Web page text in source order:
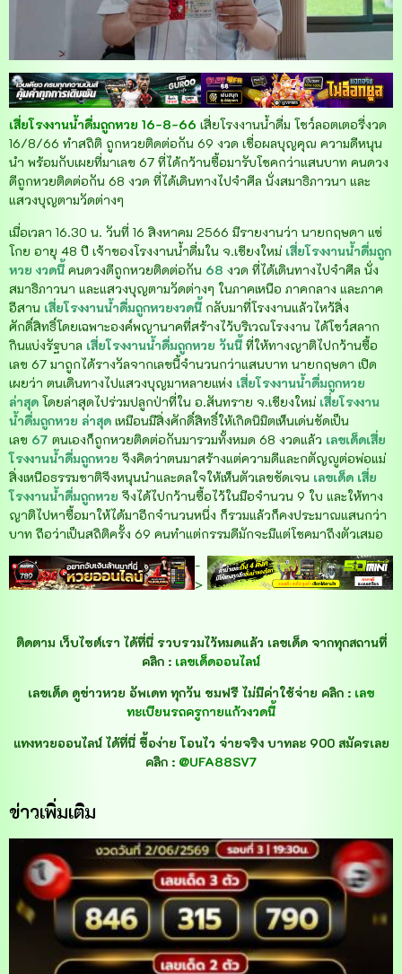
เสี่ยโรงงานน้ำดื่มถูกหวย 16-8-66 เสี่ยโรงงานน้ำดื่ม โชว์ลอตเตอรี่งวด
16/8/66 ทำสถิติ ถูกหวยติดต่อกัน 69 งวด เชื่อผลบุญคุณ ความดีหนุน
นำ พร้อมกับเผยที่มาเลข 67 ที่ได้กว้านซื้อมารับโชคกว่าแสนบาท คนดวง
ดีถูกหวยติดต่อกัน 68 งวด ที่ได้เดินทางไปจำศีล นั่งสมาธิภาวนา และ
แสวงบุญตามวัดต่างๆ
เมื่อเวลา 16.30 น. วันที่ 16 สิงหาคม 2566 มีรายงานว่า นายกฤษดา แซ่
โกย อายุ 48 ปี เจ้าของโรงงานน้ำดื่มใน จ.เชียงใหม่ เสี่ยโรงงานน้ำดื่มถูก
หวย งวดนี้ คนดวงดีถูกหวยติดต่อกัน 68 งวด ที่ได้เดินทางไปจำศีล นั่ง
สมาธิภาวนา และแสวงบุญตามวัดต่างๆ ในภาคเหนือ ภาคกลาง และภาค
อีสาน เสี่ยโรงงานน้ำดื่มถูกหวยงวดนี้ กลับมาที่โรงงานแล้วไหว้สิ่ง
ศักดิ์สิทธิ์โดยเฉพาะองค์พญานาคที่สร้างไว้บริเวณโรงงาน ได้โชว์สลาก
กินแบ่งรัฐบาล เสี่ยโรงงานน้ำดื่มถูกหวย วันนี้ ที่ให้ทางญาติไปกว้านซื้อ
เลข 67 มาถูกได้รางวัลจากเลขนี้จำนวนกว่าแสนบาท นายกฤษดา เปิด
เผยว่า ตนเดินทางไปแสวงบุญมาหลายแห่ง เสี่ยโรงงานน้ำดื่มถูกหวย
ล่าสุด โดยล่าสุดไปร่วมปลูกป่าที่ใน อ.สันทราย จ.เชียงใหม่ เสี่ยโรงงาน
น้ำดื่มถูกหวย ล่าสุด เหมือนมีสิ่งศักดิ์สิทธิ์ให้เกิดนิมิตเห็นเด่นชัดเป็น
เลข 67 ตนเองก็ถูกหวยติดต่อกันมารวมทั้งหมด 68 งวดแล้ว เลขเด็ดเสี่ย
โรงงานน้ำดื่มถูกหวย จึงคิดว่าตนมาสร้างแต่ความดีและกตัญญูต่อพ่อแม่
สิ่งเหนือธรรมชาติจึงหนุนนำและดลใจให้เห็นตัวเลขชัดเจน เลขเด็ด เสี่ย
โรงงานน้ำดื่มถูกหวย จึงได้ไปกว้านซื้อไว้ในมือจำนวน 9 ใบ และให้ทาง
ญาติไปหาซื้อมาให้ได้มาอีกจำนวนหนึ่ง ก็รวมแล้วก็คงประมาณแสนกว่า
บาท ถือว่าเป็นสถิติครั้ง 69 คนทำแต่กรรมดีมักจะมีแต่โชคมาถึงตัวเสมอ
-
>
ติดตาม เว็บไซต์เรา ได้ที่นี่ รวบรวมไว้หมดแล้ว เลขเด็ด จากทุกสถานที่
คลิก : เลขเด็ดออนไลน์
เลขเด็ด ดูข่าวหวย อัพเดท ทุกวัน ชมฟรี ไม่มีค่าใช้จ่าย คลิก : เลข
ทะเบียนรถครูกายแก้วงวดนี้
แทงหวยออนไลน์ ได้ที่นี่ ซื้อง่าย โอนไว จ่ายจริง บาทละ 900 สมัครเลย
คลิก : @UFA88SV7
ข่าวเพิ่มเติม